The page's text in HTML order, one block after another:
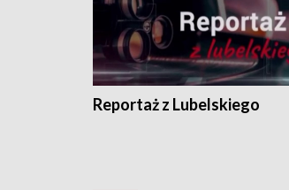
Reportaż z Lubelskiego